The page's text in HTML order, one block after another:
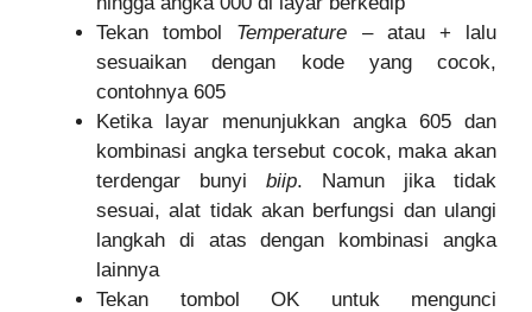
Tekan tombol Temperature – atau + lalu
sesuaikan dengan kode yang cocok,
contohnya 605
Ketika layar menunjukkan angka 605 dan
kombinasi angka tersebut cocok, maka akan
terdengar bunyi biip. Namun jika tidak
sesuai, alat tidak akan berfungsi dan ulangi
langkah di atas dengan kombinasi angka
lainnya
Tekan tombol OK untuk mengunci